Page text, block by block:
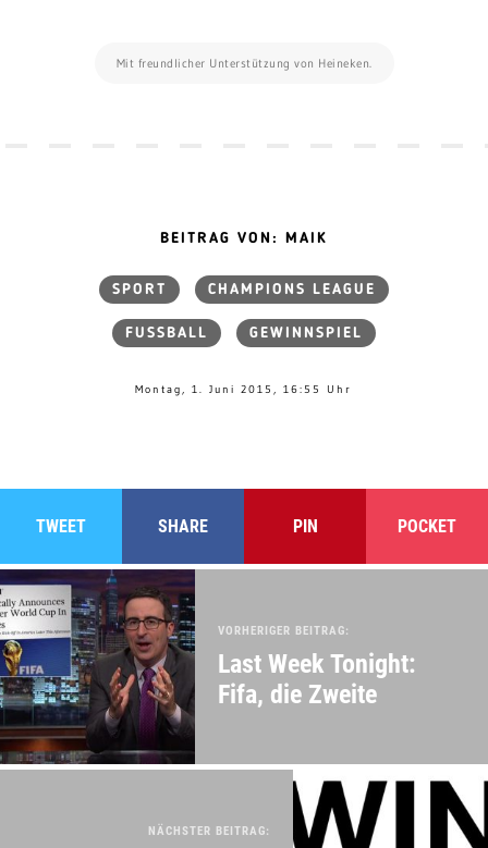
Mit freundlicher Unterstützung von Heineken.
BEITRAG VON: MAIK
SPORT CHAMPIONS LEAGUE
FUSSBALL GEWINNSPIEL
Montag, 1. Juni 2015, 16:55 Uhr
TWEET SHARE PIN POCKET
VORHERIGER BEITRAG:
Last Week Tonight:
Fifa, die Zweite
NÄCHSTER BEITRAG: